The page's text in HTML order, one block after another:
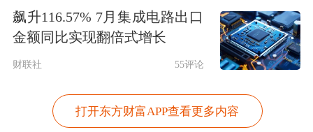
统计以来的最低水平，仅为2008年金融
危机前常态的一半左右。
与首次购房者类似，典型的“换房者”年
龄也在上升——今年为62岁，去年为61
飙升116.57% 7月集成电路出口
金额同比实现翻倍式增长
财联社 55评论
打开东方财富APP查看更多内容